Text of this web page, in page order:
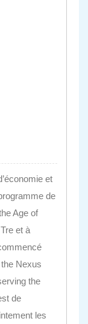
et
de
Age of
et à
Nexus
the
de
les